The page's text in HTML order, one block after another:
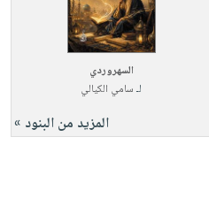
السهروردي
لـسامي الكيالي
المزيد من البنود »